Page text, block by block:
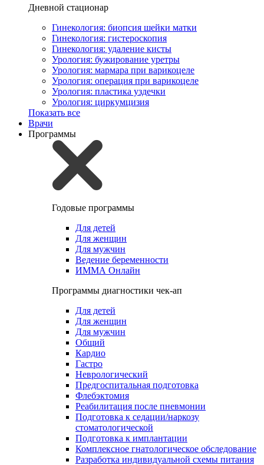
Дневной стационар
Гинекология: биопсия шейки матки
Гинекология: гистероскопия
Гинекология: удаление кисты
Урология: бужирование уретры
Урология: мармара при варикоцеле
Урология: операция при варикоцеле
Урология: пластика уздечки
Урология: циркумцизия
Показать все
Врачи
Программы
Годовые программы
Для детей
Для женщин
Для мужчин
Ведение беременности
ИММА Онлайн
Программы диагностики чек-ап
Для детей
Для женщин
Для мужчин
Общий
Кардио
Гастро
Неврологический
Предгоспитальная подготовка
Флебэктомия
Реабилитация после пневмонии
Подготовка к седации/наркозу
стоматологической
Подготовка к имплантации
Комплексное гнатологическое обследование
Разработка индивидуальной схемы питания